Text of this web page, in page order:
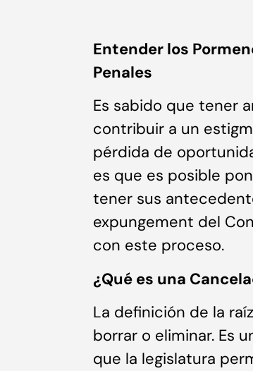
Entender los
Penales
Es sabido que tener
contribuir a un
pérdida de
es que es posible
tener sus
expungement del
con este proceso.
¿Qué es una
La definición de la
borrar o eliminar. Es
que la legislatura